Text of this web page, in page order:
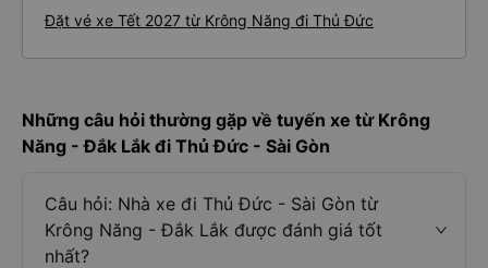
Đặt vé xe Tết 2027 từ Krông Năng đi Thủ Đức
Những câu hỏi thường gặp về tuyến xe từ Krông
Năng - Đắk Lắk đi Thủ Đức - Sài Gòn
Câu hỏi: Nhà xe đi Thủ Đức - Sài Gòn từ
Krông Năng - Đắk Lắk được đánh giá tốt
nhất?